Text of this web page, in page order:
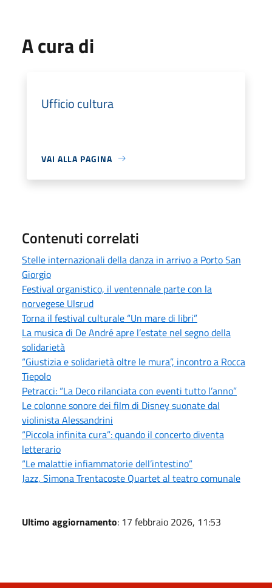
A cura di
Ufficio cultura
VAI ALLA PAGINA
Contenuti correlati
Stelle internazionali della danza in arrivo a Porto San
Giorgio
Festival organistico, il ventennale parte con la
norvegese Ulsrud
Torna il festival culturale “Un mare di libri”
La musica di De André apre l’estate nel segno della
solidarietà
“Giustizia e solidarietà oltre le mura”, incontro a Rocca
Tiepolo
Petracci: “La Deco rilanciata con eventi tutto l’anno”
Le colonne sonore dei film di Disney suonate dal
violinista Alessandrini
“Piccola infinita cura”: quando il concerto diventa
letterario
“Le malattie infiammatorie dell’intestino”
Jazz, Simona Trentacoste Quartet al teatro comunale
Ultimo aggiornamento: 17 febbraio 2026, 11:53